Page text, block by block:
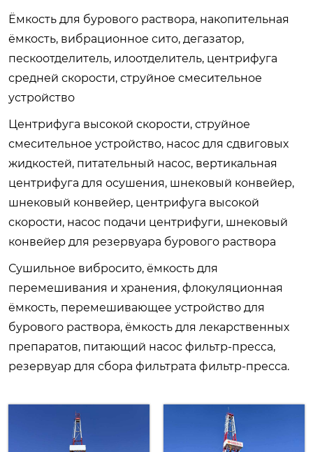
Ёмкость для бурового раствора, накопительная
ёмкость, вибрационное сито, дегазатор,
пескоотделитель, илоотделитель, центрифуга
средней скорости, струйное смесительное
устройство
Центрифуга высокой скорости, струйное
смесительное устройство, насос для сдвиговых
жидкостей, питательный насос, вертикальная
центрифуга для осушения, шнековый конвейер,
шнековый конвейер, центрифуга высокой
скорости, насос подачи центрифуги, шнековый
конвейер для резервуара бурового раствора
Сушильное вибросито, ёмкость для
перемешивания и хранения, флокуляционная
ёмкость, перемешивающее устройство для
бурового раствора, ёмкость для лекарственных
препаратов, питающий насос фильтр-пресса,
резервуар для сбора фильтрата фильтр-пресса.